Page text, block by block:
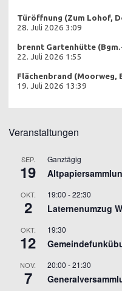
Türöffnung (Zum Lohof,
28. Juli 2026 3:09
brennt Gartenhütte
22. Juli 2026 1:55
Flächenbrand (Moorweg,
19. Juli 2026 13:39
Veranstaltungen
SEP.
19
Ganztägig
OKT.
2
19:00 -22:30
Laternenumzug
OKT.
12
19:30
NOV.
7
20:00 -21:30